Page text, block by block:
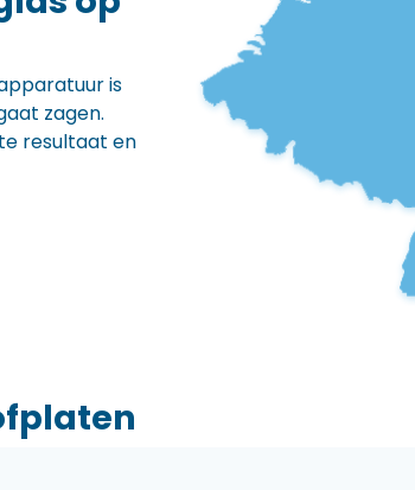
is
zagen.
resultaat en